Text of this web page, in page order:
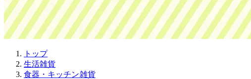
トップ
生活雑貨
食器・キッチン雑貨